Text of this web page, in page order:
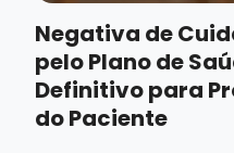
Negativa de
pelo Plano de
Definitivo para
do Paciente